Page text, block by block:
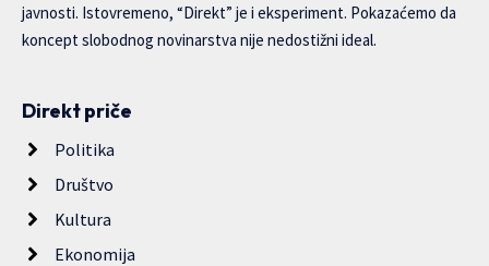
javnosti. Istovremeno, “Direkt” je i eksperiment. Pokazaćemo da
koncept slobodnog novinarstva nije nedostižni ideal.
Direkt priče
Politika
Društvo
Kultura
Ekonomija